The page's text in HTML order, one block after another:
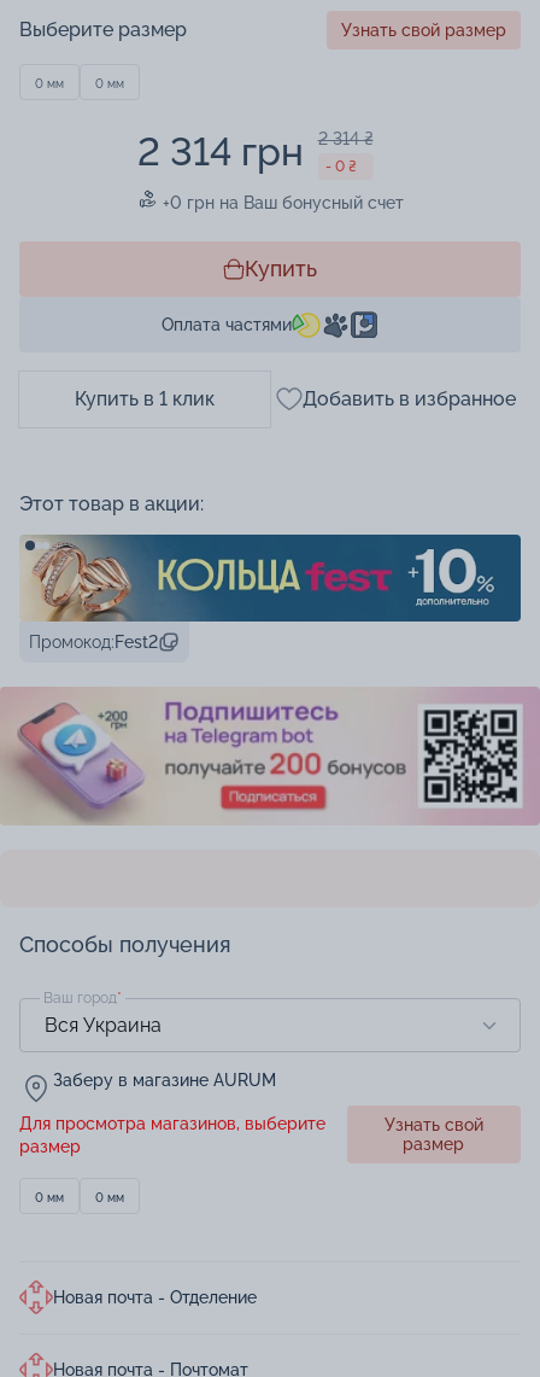
Выберите размер Узнать свой размер
0 мм 0 мм
2 314 грн 2 314 ₴
- 0 ₴
+0 грн на Ваш бонусный счет
Купить
Оплата частями
Купить в 1 клик Добавить в избранное
Этот товар в акции:
Промокод:Fest2
Способы получения
Ваш город*
Заберу в магазине AURUM
Для просмотра магазинов, выберите
размер
Узнать свой
размер
0 мм 0 мм
Новая почта - Отделение
Новая почта - Почтомат